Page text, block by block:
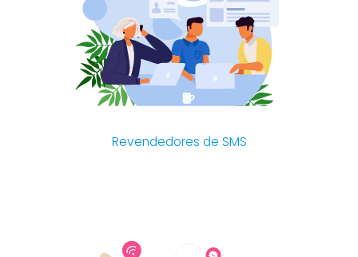
Revendedores de SMS